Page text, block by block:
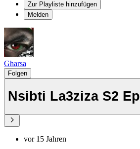
Zur Playliste hinzufügen
Melden
Gharsa
Folgen
Nsibti La3ziza S2
vor 15 Jahren